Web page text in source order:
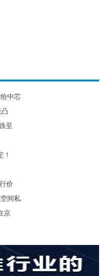
中芯
至
！
价
间私
京